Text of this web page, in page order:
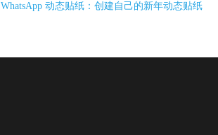
WhatsApp 动态贴纸：创建自己的新年动态贴纸